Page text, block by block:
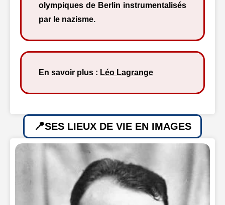
olympiques de Berlin instrumentalisés
par le nazisme.
En savoir plus : Léo Lagrange
SES LIEUX DE VIE EN IMAGES